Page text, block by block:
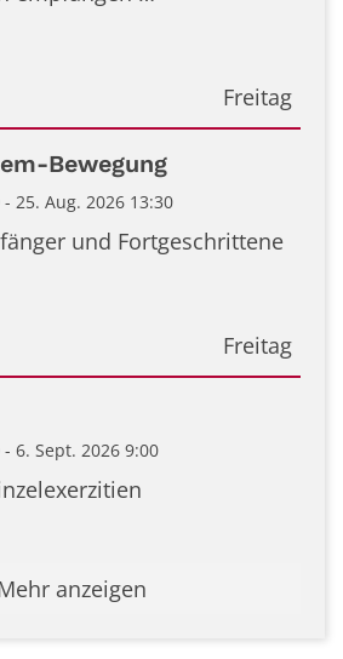
Freitag
2026
Bewegung
25. Aug. 2026 13:30
und Fortgeschrittene
Freitag
2026
6. Sept. 2026 9:00
anzeigen